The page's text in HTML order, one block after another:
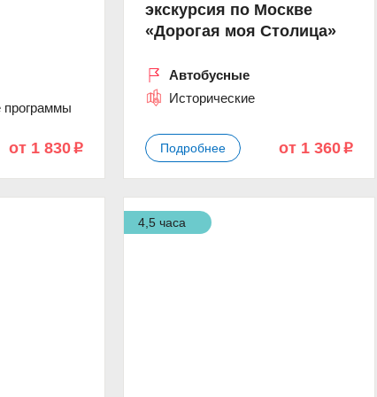
программы
от 1 830 p
экскурсия по Москве
«Дорогая моя Столица»
Автобусные
Исторические
Подробнее от 1 360 p
4,5 часа